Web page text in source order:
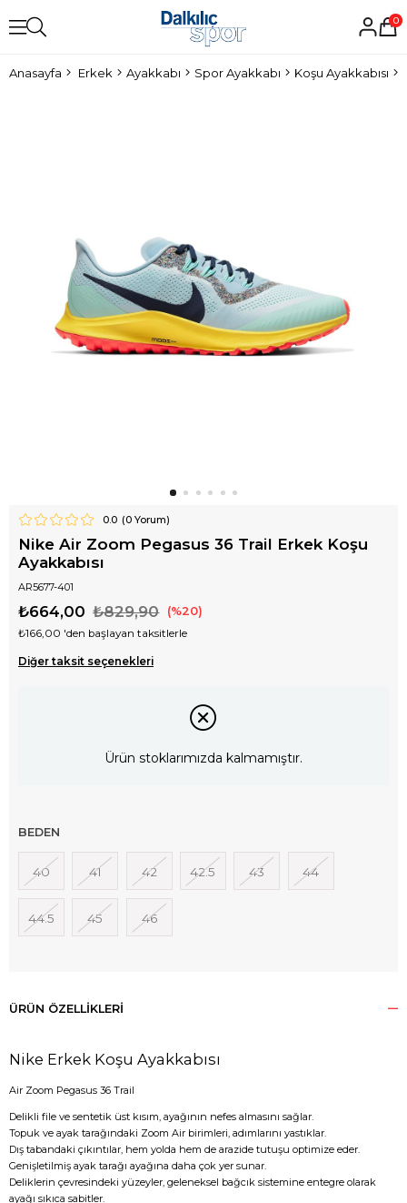
0
Anasayfa Erkek Ayakkabı Spor Ayakkabı Koşu Ayakkabısı
0.0 (0Yorum)
Nike Air Zoom Pegasus 36 Trail Erkek Koşu
Ayakkabısı
AR5677-401
₺829,90
₺664,00 20
₺166,00 'den başlayan taksitlerle
Diğer taksit seçenekleri
Ürün stoklarımızda kalmamıştır.
BEDEN
40 41 42 42.5 43 44
44.5 45 46
ÜRÜN ÖZELLIKLERI
Nike Erkek Koşu Ayakkabısı
Air Zoom Pegasus 36 Trail
Delikli file ve sentetik üst kısım, ayağının nefes almasını sağlar.
Topuk ve ayak tarağındaki Zoom Air birimleri, adımlarını yastıklar.
Dış tabandaki çıkıntılar, hem yolda hem de arazide tutuşu optimize eder.
Genişletilmiş ayak tarağı ayağına daha çok yer sunar.
Deliklerin çevresindeki yüzeyler, geleneksel bağcık sistemine entegre olarak
ayağı sıkıca sabitler.